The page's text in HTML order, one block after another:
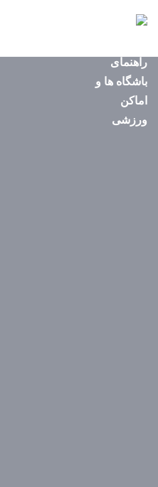
صفحه
استان‌ها
باشگاه‌ها